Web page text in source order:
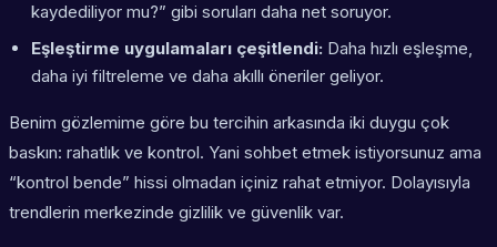
kaydediliyor mu?” gibi soruları daha net soruyor.
Eşleştirme uygulamaları çeşitlendi: Daha hızlı eşleşme,
daha iyi filtreleme ve daha akıllı öneriler geliyor.
Benim gözlemime göre bu tercihin arkasında iki duygu çok
baskın: rahatlık ve kontrol. Yani sohbet etmek istiyorsunuz ama
“kontrol bende” hissi olmadan içiniz rahat etmiyor. Dolayısıyla
trendlerin merkezinde gizlilik ve güvenlik var.